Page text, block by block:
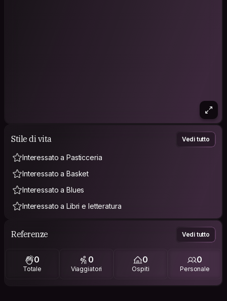
Stile di vita Vedi tutto
Interessato a Pasticceria
Interessato a Basket
Interessato a Blues
Interessato a Libri e letteratura
Referenze Vedi tutto
0
Totale
0
Viaggiatori
0
Ospiti
0
Personale